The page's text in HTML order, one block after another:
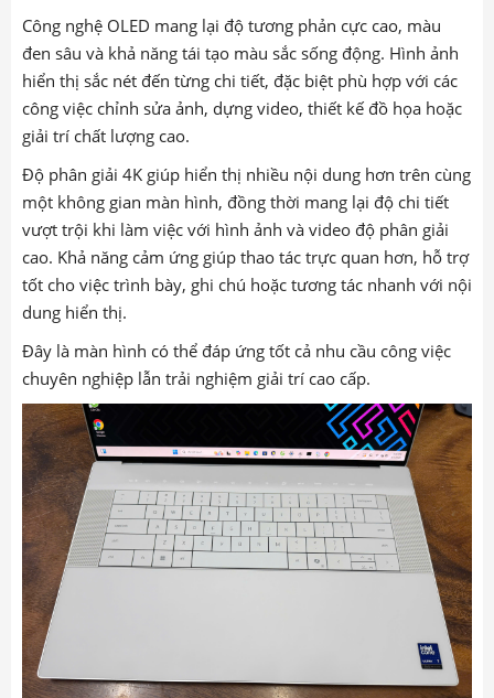
Công nghệ OLED mang lại độ tương phản cực cao, màu
đen sâu và khả năng tái tạo màu sắc sống động. Hình ảnh
hiển thị sắc nét đến từng chi tiết, đặc biệt phù hợp với các
công việc chỉnh sửa ảnh, dựng video, thiết kế đồ họa hoặc
giải trí chất lượng cao.
Độ phân giải 4K giúp hiển thị nhiều nội dung hơn trên cùng
một không gian màn hình, đồng thời mang lại độ chi tiết
vượt trội khi làm việc với hình ảnh và video độ phân giải
cao. Khả năng cảm ứng giúp thao tác trực quan hơn, hỗ trợ
tốt cho việc trình bày, ghi chú hoặc tương tác nhanh với nội
dung hiển thị.
Đây là màn hình có thể đáp ứng tốt cả nhu cầu công việc
chuyên nghiệp lẫn trải nghiệm giải trí cao cấp.